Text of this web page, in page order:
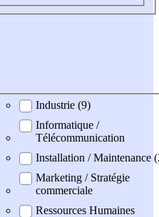
Industrie (9)
Informatique /
Télécommunication
Installation / Maintenance
Marketing / Stratégie
commerciale
Ressources Humaines